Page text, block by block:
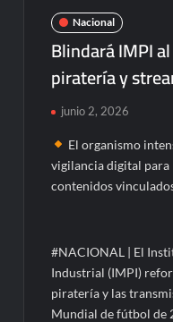
Nacional
Blindará IMPI
piratería y
junio 2, 2026
El organismo
vigilancia digital para
contenidos
#NACIONAL | El
Industrial (IMPI)
piratería y las
Mundial de fútbol de